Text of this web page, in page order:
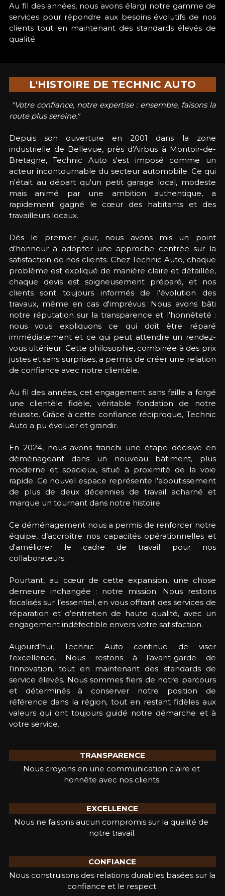
Au fil des années, nous avons élargi notre gamme de
services pour répondre aux besoins évolutifs de nos
clients tout en maintenant des standards élevés de
qualité.
L'HISTOIRE DE TECHNIC AUTO
route plus sereine."
Depuis son ouverture en 2001 dans la zone
industrielle de Bellevue, près d'Airbus à Montoir-de-
Bretagne, Technic Auto s'est imposé comme un
acteur incontournable du secteur automobile. Ce qui
n'était au départ qu'un petit garage local, modeste
mais animé par une ambition authentique, a
rapidement gagné le cœur des habitants et des
travailleurs locaux.
Dès le premier jour, nous avons mis un point
d’honneur à adopter une approche centrée sur la
satisfaction de nos clients. Chez Technic Auto, chaque
problème est expliqué de manière claire et détaillée,
chaque devis est soigneusement préparé, et nos
clients sont toujours informés de l’évolution des
travaux, même en cas d'imprévus. Nous avons bâti
notre réputation sur la transparence et l’honnêteté :
nous vous expliquons ce qui doit être réparé
immédiatement et ce qui peut attendre un rendez-
vous ultérieur. Cette philosophie, combinée à des prix
justes et sans surprises, a permis de créer une relation
de confiance avec notre clientèle.
Au fil des années, cet engagement sans faille a forgé
une clientèle fidèle, véritable fondation de notre
réussite. Grâce à cette confiance réciproque, Technic
Auto a pu évoluer et grandir.
En 2024, nous avons franchi une étape décisive en
déménageant dans un nouveau bâtiment, plus
moderne et spacieux, situé à proximité de la voie
rapide. Ce nouvel espace représente l'aboutissement
de plus de deux décennies de travail acharné et
marque un tournant dans notre histoire.
Ce déménagement nous a permis de renforcer notre
équipe, d’accroître nos capacités opérationnelles et
d'améliorer le cadre de travail pour nos
collaborateurs.
Pourtant, au cœur de cette expansion, une chose
demeure inchangée : notre mission. Nous restons
focalisés sur l’essentiel, en vous offrant des services de
réparation et d’entretien de haute qualité, avec un
engagement indéfectible envers votre satisfaction.
Aujourd’hui, Technic Auto continue de viser
l'excellence. Nous restons à l’avant-garde de
l’innovation, tout en maintenant des standards de
service élevés. Nous sommes fiers de notre parcours
et déterminés à conserver notre position de
référence dans la région, tout en restant fidèles aux
valeurs qui ont toujours guidé notre démarche et à
votre service.
TRANSPARENCE
Nous croyons en une communication claire et
honnête avec nos clients.
EXCELLENCE
Nous ne faisons aucun compromis sur la qualité de
notre travail.
CONFIANCE
Nous construisons des relations durables basées sur la
confiance et le respect.